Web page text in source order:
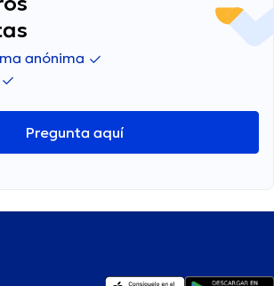
anónima
Pregunta aquí